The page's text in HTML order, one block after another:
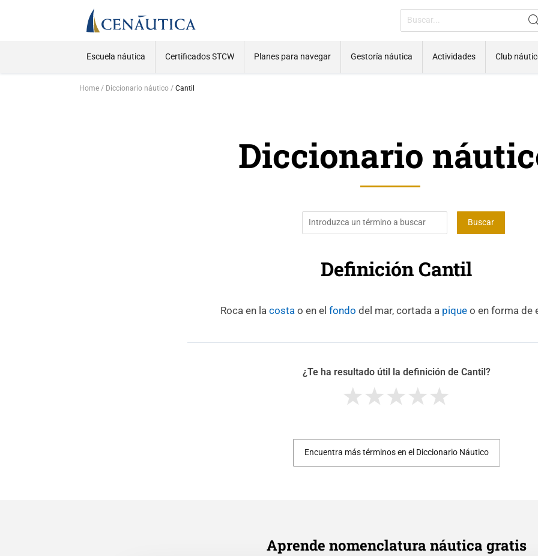
Escuela náutica Certificados STCW Planes para navegar Gestoría náutica Actividades Club
Home Diccionario náutico Cantil
Diccionario
Definición Cantil
Roca en la costao en el fondo del mar, cortada a piqueo en forma de
¿Te ha resultado útil la definición de Cantil?
Encuentra más términos en el Diccionario Náutico
Aprende nomenclatura náutica gratis